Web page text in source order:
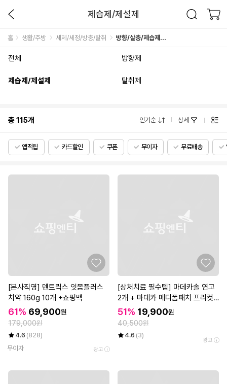
제습제/제설제
홈 생활/주방 세제/세정/방충/탈취 방향/살충/제습제/방향제
전체 방향제
제습제/제설제 탈취제
총115개 인기순 상세
앱적립 카드할인 쿠폰 무이자 무료배송
[본사직영] 덴트릭스 잇몸플러스
치약 160g 10개 +쇼핑백
61% 69,900원
179,000원
4.6 (828)
무이자
광고
[상처치료 필수템] 마데카솔 연고
2개 + 마데카 메디폼패치 프리컷
2매*3개
51% 19,900원
40,500원
4.6 (3)
광고